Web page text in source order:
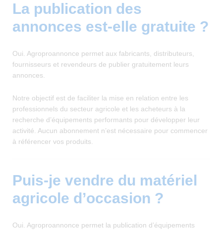
La publication des
annonces est-elle gratuite ?
Oui. Agroproannonce permet aux fabricants, distributeurs,
fournisseurs et revendeurs de publier gratuitement leurs
annonces.
Notre objectif est de faciliter la mise en relation entre les
professionnels du secteur agricole et les acheteurs à la
recherche d’équipements performants pour développer leur
activité. Aucun abonnement n’est nécessaire pour commencer
à référencer vos produits.
Puis-je vendre du matériel
agricole d’occasion ?
Oui. Agroproannonce permet la publication d’équipements